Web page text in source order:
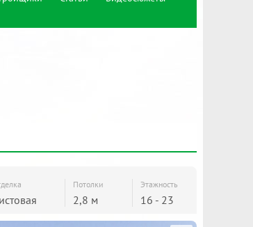
Потолки
2,8 м
Этажность
16 - 23